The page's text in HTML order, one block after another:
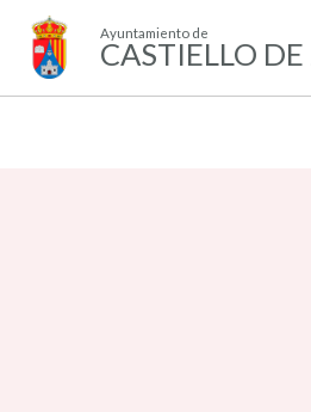
Ayuntamiento de
CASTIELLO DE